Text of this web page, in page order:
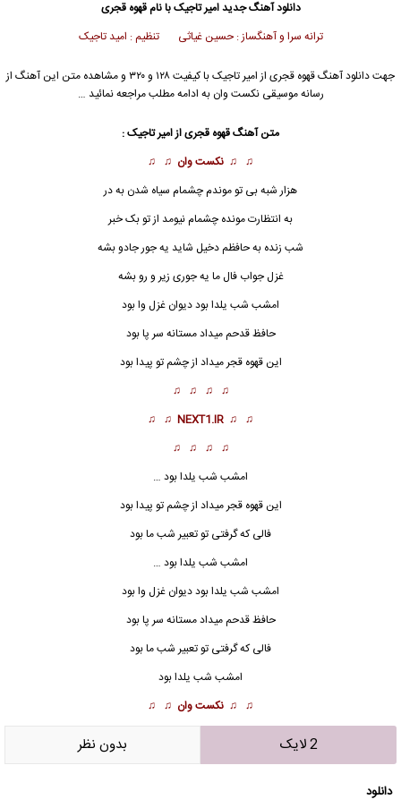
دانلود آهنگ جدیدامیر تاجیکبا نام قهوه قجری
ترانه سرا و آهنگساز : حسین غیاثی تنظیم : امید تاجیک
جهت دانلود آهنگ قهوه قجری از امیر تاجیک
با کیفیت ۱۲۸ و ۳۲۰ و مشاهده متن این آهنگ از
رسانه موسیقی نکست وان به ادامه مطلب مراجعه نمائید …
متن آهنگ قهوه قجری ازامیر تاجیک:
♫ ♫ نکست وان ♫ ♫
هزار شبه بی تو موندم چشمام سیاه شدن به در
به انتظارت مونده چشمام نیومد از تو بک خبر
شب زنده به حافظم دخیل شاید یه جور جادو بشه
غزل جواب فال ما یه جوری زیر و رو بشه
امشب شب یلدا بود دیوان غزل وا بود
حافظ قدحم میداد مستانه سر پا بود
این قهوه قجر میداد از چشم تو پیدا بود
♫ ♫ ♫ ♫
♫ ♫
NEXT1.IR
♫ ♫
♫ ♫ ♫ ♫
امشب شب یلدا بود …
این قهوه قجر میداد از چشم تو پیدا بود
فالی که گرفتی تو تعبیر شب ما بود
امشب شب یلدا بود …
امشب شب یلدا بود دیوان غزل وا بود
حافظ قدحم میداد مستانه سر پا بود
فالی که گرفتی تو تعبیر شب ما بود
امشب شب یلدا بود
♫ ♫ نکست وان ♫ ♫
2 لایک بدون نظر
دانلود